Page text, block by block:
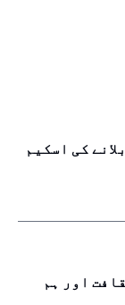
کی اسکیم
اور ہم